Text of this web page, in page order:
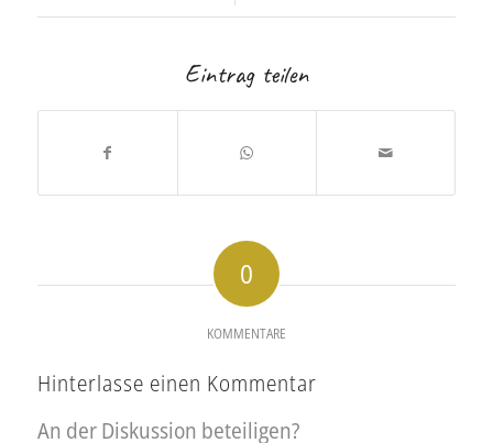
Eintrag teilen
0
KOMMENTARE
Hinterlasse einen Kommentar
An der Diskussion beteiligen?